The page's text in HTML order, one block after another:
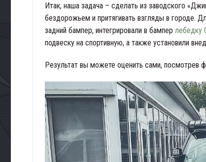
Итак, наша задача – сделать из заводского
бездорожьем и притягивать взгляды в городе.
задний бампер, интегрировали в бампер лебедку
подвеску на спортивную, а также установили
Результат вы можете оценить сами, посмотрев